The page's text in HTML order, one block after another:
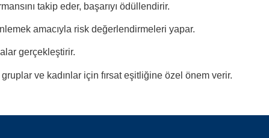
takip eder, başarıyı ödüllendirir.
amacıyla risk değerlendirmeleri yapar.
gerçekleştirir.
ve kadınlar için fırsat eşitliğine özel önem verir.